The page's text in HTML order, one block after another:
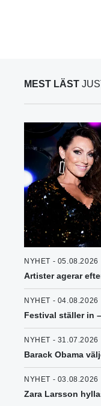
MEST LÄST
NYHET - 05.08.2026
Artister agerar
NYHET - 04.08.2026
Festival ställer in
NYHET - 31.07.2026
Barack Obama
NYHET - 03.08.2026
Zara Larsson